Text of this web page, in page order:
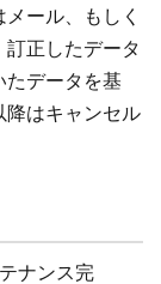
ール、もしく
正したデータ
たデータを基
降はキャンセル
ナンス完